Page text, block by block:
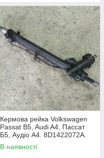
Кермова рейка Volkswagen
Passat B5, Audi A4, Пассат
Б5, Аудіо А4. 8D1422072A.
В наявності